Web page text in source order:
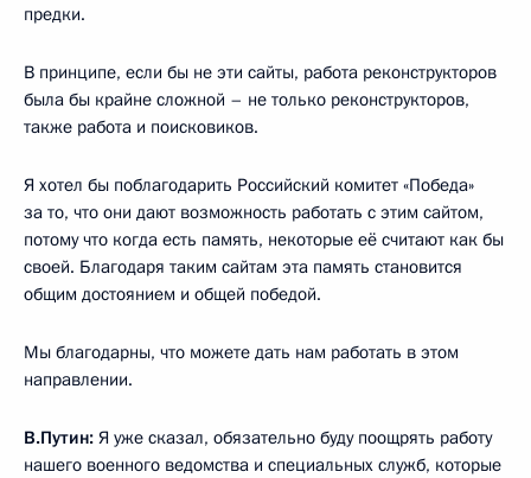
предки.
В принципе, если бы не эти сайты, работа реконструкторов
была бы крайне сложной – не только реконструкторов,
также работа и поисковиков.
Я хотел бы поблагодарить Российский комитет «Победа»
за то, что они дают возможность работать с этим сайтом,
потому что когда есть память, некоторые её считают как бы
своей. Благодаря таким сайтам эта память становится
общим достоянием и общей победой.
Мы благодарны, что можете дать нам работать в этом
направлении.
В.Путин: Я уже сказал, обязательно буду поощрять работу
нашего военного ведомства и специальных служб, которые